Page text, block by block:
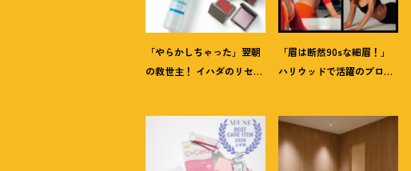
「やらかしちゃった」翌朝
の救世主 ！ イハダのリセッ
「眉は断然90sな細眉 ！ 」
ハリウッドで活躍のプロに